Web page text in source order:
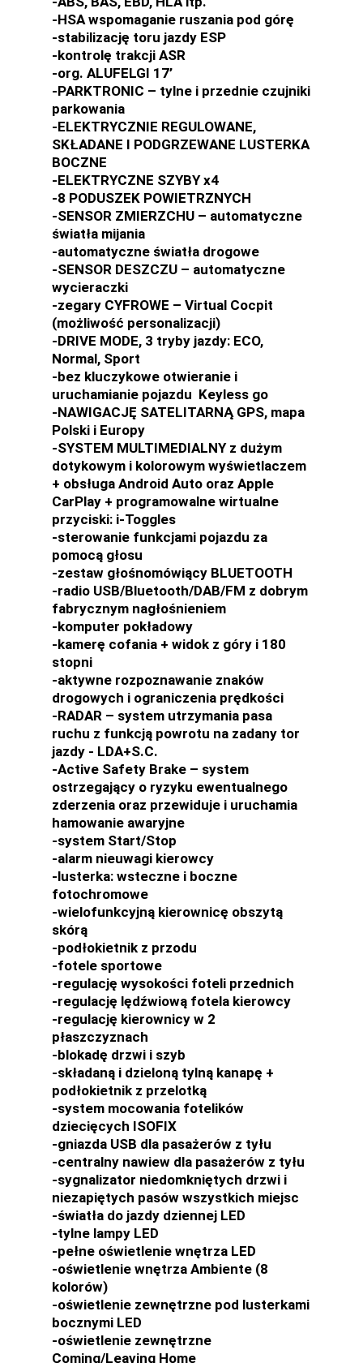
-HSA wspomaganie ruszania pod górę
-stabilizację toru jazdy ESP
-kontrolę trakcji ASR
-org. ALUFELGI 17’
-PARKTRONIC – tylne i przednie czujniki
parkowania
-ELEKTRYCZNIE REGULOWANE,
SKŁADANE I PODGRZEWANE LUSTERKA
BOCZNE
-ELEKTRYCZNE SZYBY x4
-8 PODUSZEK POWIETRZNYCH
-SENSOR ZMIERZCHU – automatyczne
światła mijania
-automatyczne światła drogowe
-SENSOR DESZCZU – automatyczne
wycieraczki
-zegary CYFROWE – Virtual Cocpit
(możliwość personalizacji)
-DRIVE MODE, 3 tryby jazdy: ECO,
Normal, Sport
-bez kluczykowe otwieranie i
uruchamianie pojazdu Keyless go
-NAWIGACJĘ SATELITARNĄ GPS, mapa
Polski i Europy
-SYSTEM MULTIMEDIALNY z dużym
dotykowym i kolorowym wyświetlaczem
+ obsługa Android Auto oraz Apple
CarPlay + programowalne wirtualne
przyciski: i-Toggles
-sterowanie funkcjami pojazdu za
pomocą głosu
-zestaw głośnomówiący BLUETOOTH
-radio USB/Bluetooth/DAB/FM z dobrym
fabrycznym nagłośnieniem
-komputer pokładowy
-kamerę cofania + widok z góry i 180
stopni
-aktywne rozpoznawanie znaków
drogowych i ograniczenia prędkości
-RADAR – system utrzymania pasa
ruchu z funkcją powrotu na zadany tor
jazdy - LDA+S.C.
-Active Safety Brake – system
ostrzegający o ryzyku ewentualnego
zderzenia oraz przewiduje i uruchamia
hamowanie awaryjne
-system Start/Stop
-alarm nieuwagi kierowcy
-lusterka: wsteczne i boczne
fotochromowe
-wielofunkcyjną kierownicę obszytą
skórą
-podłokietnik z przodu
-fotele sportowe
-regulację wysokości foteli przednich
-regulację lędźwiową fotela kierowcy
-regulację kierownicy w 2
płaszczyznach
-blokadę drzwi i szyb
-składaną i dzieloną tylną kanapę +
podłokietnik z przelotką
-system mocowania fotelików
dziecięcych ISOFIX
-gniazda USB dla pasażerów z tyłu
-centralny nawiew dla pasażerów z tyłu
-sygnalizator niedomkniętych drzwi i
niezapiętych pasów wszystkich miejsc
-światła do jazdy dziennej LED
-tylne lampy LED
-pełne oświetlenie wnętrza LED
-oświetlenie wnętrza Ambiente (8
kolorów)
-oświetlenie zewnętrzne pod lusterkami
bocznymi LED
-oświetlenie zewnętrzne
Coming/Leaving Home